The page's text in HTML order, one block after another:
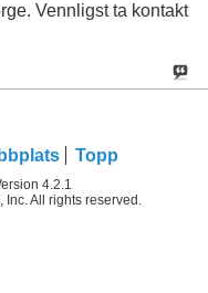
Vennligst ta kontakt
Topp
4.2.1
All rights reserved.